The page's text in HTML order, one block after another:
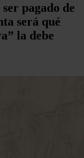
pagado de
será qué
la debe